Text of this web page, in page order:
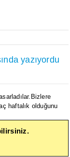
yazıyordu
haftalık olduğunu